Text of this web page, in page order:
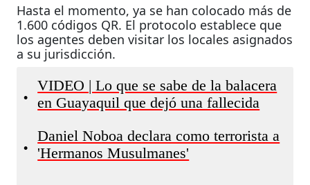
Hasta el momento, ya se han colocado más de
1.600 códigos QR. El protocolo establece que
los agentes deben visitar los locales asignados
a su jurisdicción.
•
VIDEO | Lo que se sabe de la balacera
en Guayaquil que dejó una fallecida
•
Daniel Noboa declara como terrorista a
'Hermanos Musulmanes'